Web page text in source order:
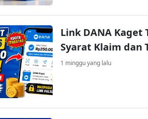
Link DANA Kaget
Syarat Klaim dan
1 minggu yang lalu